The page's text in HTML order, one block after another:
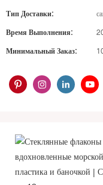
Тип Доставки:
Время Выполнения:
Минимальный Заказ: